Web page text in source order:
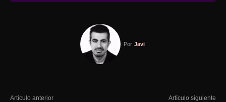
Por Javi
Artículo anterior Artículo siguiente